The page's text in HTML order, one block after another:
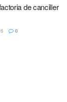
de canciller
0